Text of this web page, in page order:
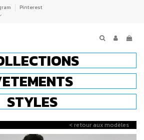
Pinterest
STYLES
< retour aux modèles